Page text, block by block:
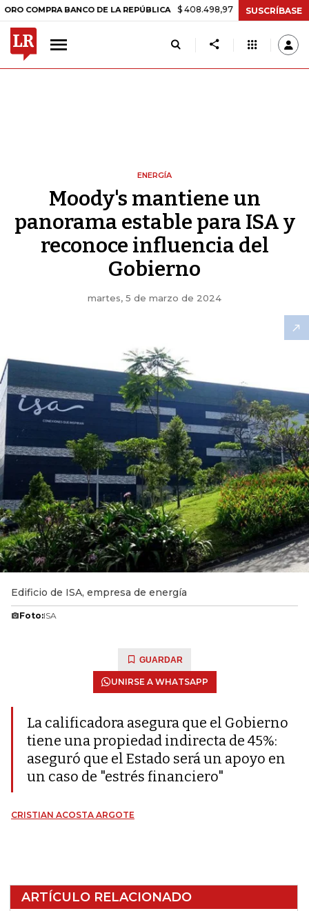
BANCO DE LA REPÚBLICA $ 408.498,97 +$ 8.753,81 +2,19%
SUSCRÍBASE
ENERGÍA
Moody's mantiene un
panorama estable para ISA y
reconoce influencia del
Gobierno
martes, 5 de marzo de 2024
Edificio de ISA, empresa de energía
Foto:ISA
GUARDAR
UNIRSE A WHATSAPP
La calificadora asegura que el Gobierno
tiene una propiedad indirecta de 45%:
aseguró que el Estado será un apoyo en
un caso de "estrés financiero"
CRISTIAN ACOSTA ARGOTE
ARTÍCULO RELACIONADO